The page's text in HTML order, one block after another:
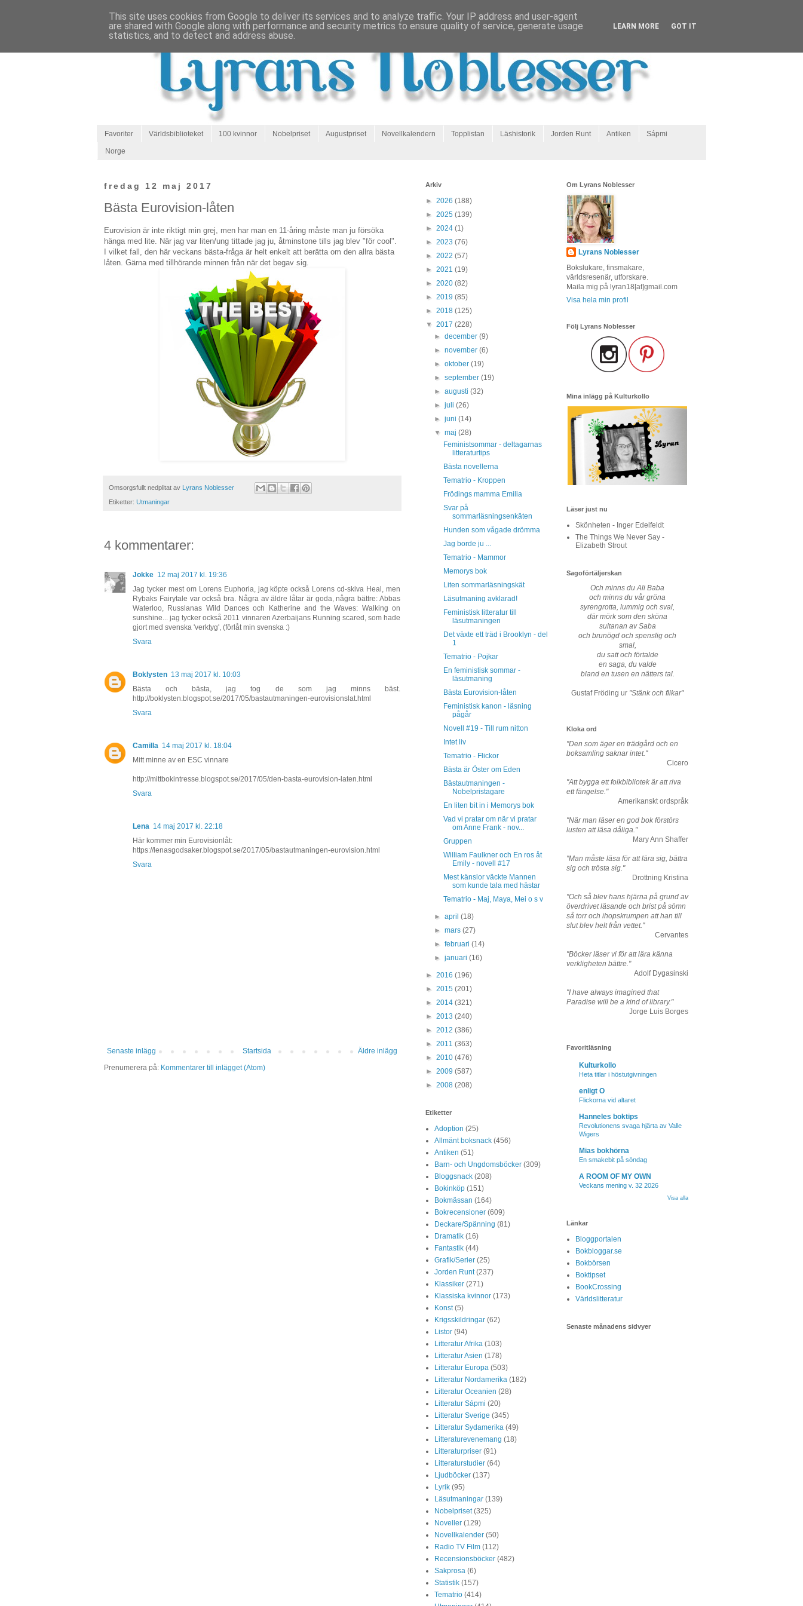
Favoriter Världsbiblioteket 100 kvinnor Nobelpriset Augustpriset Novellkalendern Topplistan Läshistorik Jorden Runt Antiken Sápmi
Norge
fredag 12 maj 2017
Bästa Eurovision-låten
Eurovision är inte riktigt min grej, men har man en 11-åring måste man ju försöka
hänga med lite. När jag var liten/ung tittade jag ju, åtminstone tills jag blev "för cool".
I vilket fall, den här veckans bästa-fråga är helt enkelt att berätta om den allra bästa
låten. Gärna med tillhörande minnen från när det begav sig.
Omsorgsfullt nedplitat av Lyrans Noblesser
Etiketter: Utmaningar
4 kommentarer:
Jokke 12 maj 2017 kl. 19:36
Jag tycker mest om Lorens Euphoria, jag köpte också Lorens cd-skiva Heal, men
Rybaks Fairytale var också bra. Några av äldre låtar är goda, några bättre: Abbas
Waterloo, Russlanas Wild Dances och Katherine and the Waves: Walking on
sunshine... jag tycker också 2011 vinnaren Azerbaijans Running scared, som hade
gjort med svenska 'verktyg', (förlåt min svenska :)
Svara
Boklysten 13 maj 2017 kl. 10:03
Bästa och bästa, jag tog de som jag minns bäst.
http://boklysten.blogspot.se/2017/05/bastautmaningen-eurovisionslat.html
Svara
Camilla 14 maj 2017 kl. 18:04
Mitt minne av en ESC vinnare
http://mittbokintresse.blogspot.se/2017/05/den-basta-eurovision-laten.html
Svara
Lena 14 maj 2017 kl. 22:18
Här kommer min Eurovisionlåt:
https://lenasgodsaker.blogspot.se/2017/05/bastautmaningen-eurovision.html
Svara
Senaste inlägg Äldre inlägg
Startsida
Prenumerera på: Kommentarer till inlägget (Atom)
Arkiv
► 2026 (188)
► 2025 (139)
► 2024 (1)
► 2023 (76)
► 2022 (57)
► 2021 (19)
► 2020 (82)
► 2019 (85)
► 2018 (125)
▼ 2017 (228)
►december(9)
►november(6)
►oktober(19)
►september(19)
►augusti(32)
►juli(26)
►juni(14)
▼maj(28)
Feministsommar - deltagarnas
litteraturtips
Bästa novellerna
Tematrio - Kroppen
Frödings mamma Emilia
Svar på
sommarläsningsenkäten
Hunden som vågade drömma
Jag borde ju ...
Tematrio - Mammor
Memorys bok
Liten sommarläsningskät
Läsutmaning avklarad!
Feministisk litteratur till
läsutmaningen
Det växte ett träd i Brooklyn - del
1
Tematrio - Pojkar
En feministisk sommar -
läsutmaning
Bästa Eurovision-låten
Feministisk kanon - läsning
pågår
Novell #19 - Till rum nitton
Intet liv
Tematrio - Flickor
Bästa är Öster om Eden
Bästautmaningen -
Nobelpristagare
En liten bit in i Memorys bok
Vad vi pratar om när vi pratar
om Anne Frank - nov...
Gruppen
William Faulkner och En ros åt
Emily - novell #17
Mest känslor väckte Mannen
som kunde tala med hästar
Tematrio - Maj, Maya, Mei o s v
►april(18)
►mars(27)
►februari(14)
►januari(16)
► 2016 (196)
► 2015 (201)
► 2014 (321)
► 2013 (240)
► 2012 (386)
► 2011 (363)
► 2010 (476)
► 2009 (587)
► 2008 (208)
Etiketter
Adoption (25)
Allmänt boksnack (456)
Antiken (51)
Barn- och Ungdomsböcker (309)
Bloggsnack (208)
Bokinköp (151)
Bokmässan (164)
Bokrecensioner (609)
Deckare/Spänning (81)
Dramatik (16)
Fantastik (44)
Grafik/Serier (25)
Jorden Runt (237)
Klassiker (271)
Klassiska kvinnor (173)
Konst (5)
Krigsskildringar (62)
Listor (94)
Litteratur Afrika (103)
Litteratur Asien (178)
Litteratur Europa (503)
Litteratur Nordamerika (182)
Litteratur Oceanien (28)
Litteratur Sápmi (20)
Litteratur Sverige (345)
Litteratur Sydamerika (49)
Litteraturevenemang (18)
Litteraturpriser (91)
Litteraturstudier (64)
Ljudböcker (137)
Lyrik (95)
Läsutmaningar (139)
Nobelpriset (325)
Noveller (129)
Novellkalender (50)
Radio TV Film (112)
Recensionsböcker (482)
Sakprosa (6)
Statistik (157)
Tematrio (414)
Om Lyrans Noblesser
Lyrans Noblesser
Bokslukare, finsmakare,
världsresenär, utforskare.
Maila mig på lyran18[at]gmail.com
Visa hela min profil
Följ Lyrans Noblesser
Mina inlägg på Kulturkollo
Läser just nu
Skönheten - Inger Edelfeldt
The Things We Never Say -
Elizabeth Strout
Sagoförtäljerskan
Och minns du Ali Baba
och minns du vår gröna
syrengrotta, lummig och sval,
där mörk som den sköna
sultanan av Saba
och brunögd och spenslig och
smal,
du satt och förtalde
en saga, du valde
bland en tusen en nätters tal.
Gustaf Fröding ur "Stänk och flikar"
Kloka ord
"Den som äger en trädgård och en
boksamling saknar intet."
Cicero
"Att bygga ett folkbibliotek är att riva
ett fängelse."
Amerikanskt ordspråk
"När man läser en god bok förstörs
lusten att läsa dåliga."
Mary Ann Shaffer
"Man måste läsa för att lära sig, bättra
sig och trösta sig."
Drottning Kristina
"Och så blev hans hjärna på grund av
överdrivet läsande och brist på sömn
så torr och ihopskrumpen att han till
slut blev helt från vettet."
Cervantes
"Böcker läser vi för att lära känna
verkligheten bättre."
Adolf Dygasinski
"I have always imagined that
Paradise will be a kind of library."
Jorge Luis Borges
Favoritläsning
Kulturkollo
Heta titlar i höstutgivningen
enligt O
Flickorna vid altaret
Hanneles boktips
Revolutionens svaga hjärta av Valle
Wigers
Mias bokhörna
En smakebit på söndag
A ROOM OF MY OWN
Veckans mening v. 32 2026
Visa alla
Länkar
Bloggportalen
Bokbloggar.se
Bokbörsen
Boktipset
BookCrossing
Världslitteratur
Senaste månadens sidvyer
This site uses cookies from Google to deliver its services and to analyze traffic. Your IP address and user-agent
are shared with Google along with performance and security metrics to ensure quality of service, generate usage
statistics, and to detect and address abuse.
LEARN MORE GOT IT